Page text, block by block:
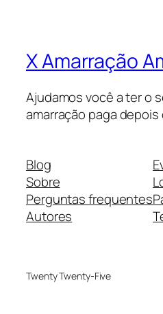
X Amarração
Ajudamos você a ter o
amarração paga
Blog
Sobre
Perguntas frequentes
Autores
Twenty Twenty-Five